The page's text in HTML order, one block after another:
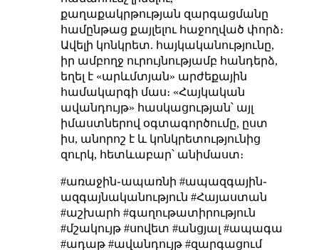
քաղաքակրթության զարգացմանը
համընթաց քայլելու հաջողված փորձ։
Ավելի կոնկրետ. հայկականությունը,
իր ամբողջ ուրույնությամբ հանդերձ,
եղել է «արևմտյան» արժեքային
համակարգի մաս։ «Հայկական
ավանդույթ» հասկացության՝ այլ
իմաստներով օգտագործումը, ըստ
իս, անորոշ է և կոնկրետությունից
զուրկ, հետևաբար՝ անիմաստ։
#առաջին֊ապառնի #ապազգային֊
ազգայնականություն #Հայաստան
#աշխարհ #գաղութատիրություն
#մշակույթ #սովետ #անցյալ #ապագա
#ադաթ #ավանդույթ #զարգացում